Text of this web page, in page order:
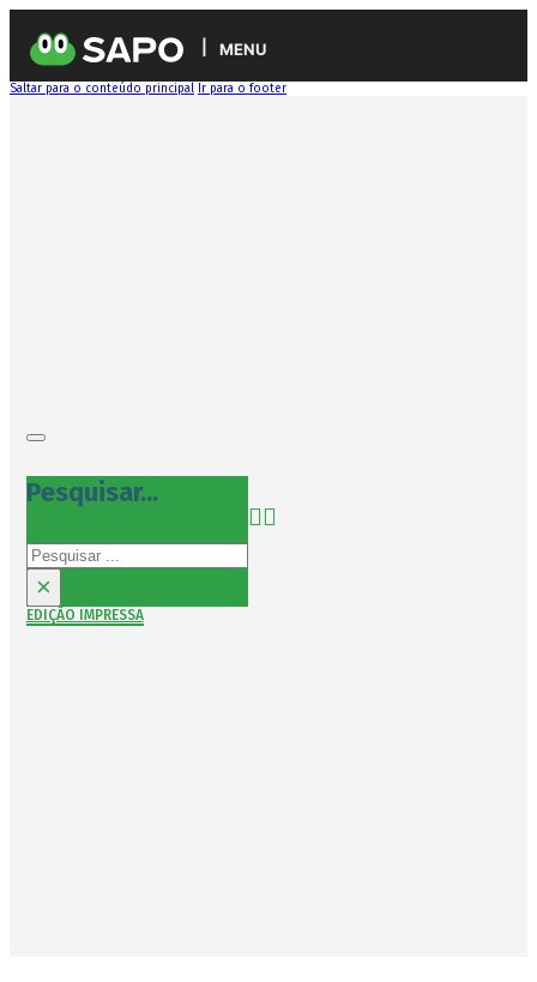
MENU
Saltar para o conteúdo principal Ir para o footer
Pesquisar...
Pesquisar
×
EDIÇÃO IMPRESSA